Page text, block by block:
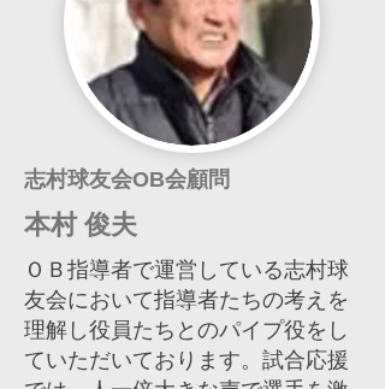
志村球友会OB会顧問
本村 俊夫
ＯＢ指導者で運営している志村球
友会において指導者たちの考えを
理解し役員たちとのパイプ役をし
ていただいております。試合応援